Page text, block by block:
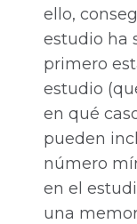
ello,
estudio ha
primero
estudio
en qué
pueden
número
en el
una